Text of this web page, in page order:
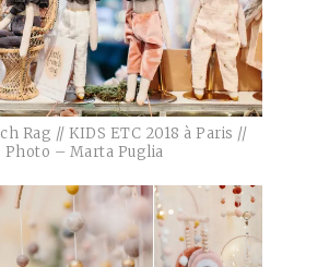
Rag // KIDS ETC 2018 à Paris //
Photo – Marta Puglia